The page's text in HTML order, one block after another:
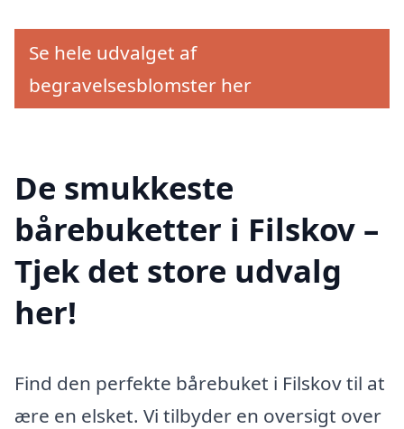
Se hele udvalget af
begravelsesblomster her
De smukkeste
bårebuketter i Filskov –
Tjek det store udvalg
her!
Find den perfekte bårebuket i Filskov til at
ære en elsket. Vi tilbyder en oversigt over